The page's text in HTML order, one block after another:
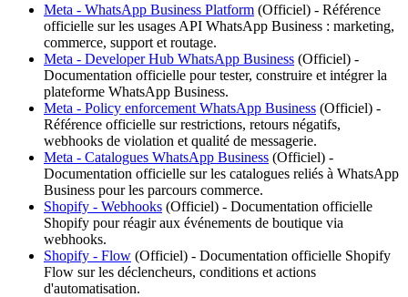
Meta - WhatsApp Business Platform (Officiel) - Référence
officielle sur les usages API WhatsApp Business : marketing,
commerce, support et routage.
Meta - Developer Hub WhatsApp Business (Officiel) -
Documentation officielle pour tester, construire et intégrer la
plateforme WhatsApp Business.
Meta - Policy enforcement WhatsApp Business (Officiel) -
Référence officielle sur restrictions, retours négatifs,
webhooks de violation et qualité de messagerie.
Meta - Catalogues WhatsApp Business (Officiel) -
Documentation officielle sur les catalogues reliés à WhatsApp
Business pour les parcours commerce.
Shopify - Webhooks (Officiel) - Documentation officielle
Shopify pour réagir aux événements de boutique via
webhooks.
Shopify - Flow (Officiel) - Documentation officielle Shopify
Flow sur les déclencheurs, conditions et actions
d'automatisation.